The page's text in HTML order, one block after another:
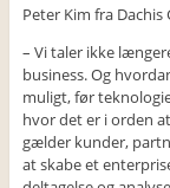
Peter Kim fra
– Vi taler ikke
business. Og
muligt, før
hvor det er i orden
gælder kunder,
at skabe et